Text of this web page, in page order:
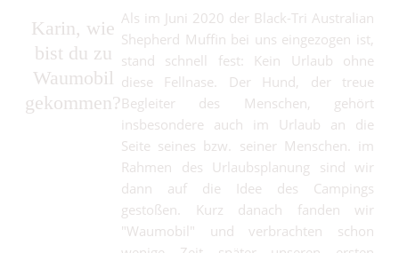
Karin, wie
bist du zu
Waumobil
gekommen?
Als im Juni 2020 der Black-Tri Australian
Shepherd Muffin bei uns eingezogen ist,
stand schnell fest: Kein Urlaub ohne
diese Fellnase. Der Hund, der treue
Begleiter des Menschen, gehört
insbesondere auch im Urlaub an die
Seite seines bzw. seiner Menschen. im
Rahmen des Urlaubsplanung sind wir
dann auf die Idee des Campings
gestoßen. Kurz danach fanden wir
"Waumobil" und verbrachten schon